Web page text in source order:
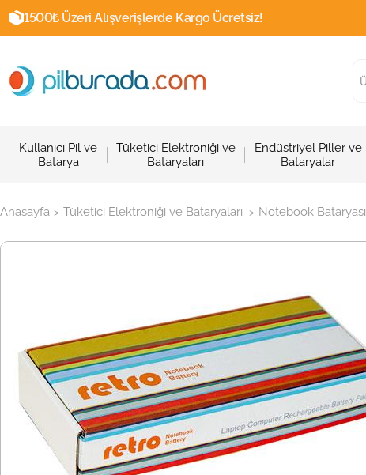
1500₺ Üzeri Alışverişlerde Kargo Ücretsiz!
Kullanıcı Pil ve
Batarya
Tüketici Elektroniği ve
Bataryaları
Endüstriyel Piller ve
Bataryalar
Anasayfa > Tüketici Elektroniği ve Bataryaları > Notebook Bataryası